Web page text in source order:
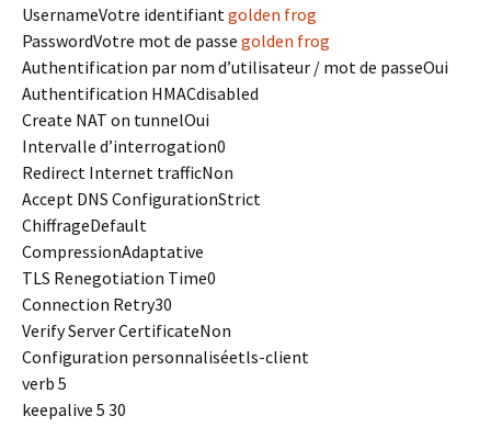
UsernameVotre identifiant golden frog
PasswordVotre mot de passe golden frog
Authentification par nom d’utilisateur / mot de passeOui
Authentification HMACdisabled
Create NAT on tunnelOui
Intervalle d’interrogation0
Redirect Internet trafficNon
Accept DNS ConfigurationStrict
ChiffrageDefault
CompressionAdaptative
TLS Renegotiation Time0
Connection Retry30
Verify Server CertificateNon
Configuration personnaliséetls-client
verb 5
keepalive 5 30